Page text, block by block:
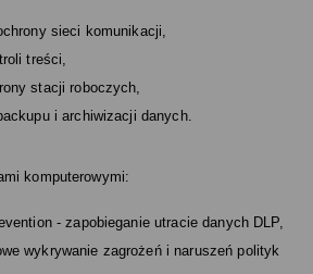
sieci komunikacji,
treści,
stacji roboczych,
i archiwizacji danych.
komputerowymi:
- zapobieganie utracie danych DLP,
wykrywanie zagrożeń i naruszeń polityk